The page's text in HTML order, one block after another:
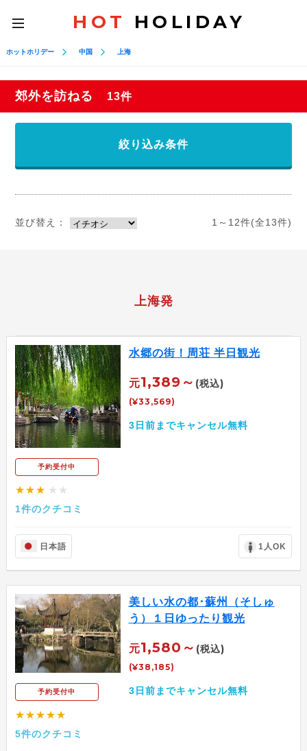
toggle
navigation
HOT HOLIDAY
ホットホリデー 中国 上海
郊外を訪ねる 13件
絞り込み条件
並び替え： 1～12件(全13件)
上海発
予約受付中
★★★ ★★
1件のクチコミ
水郷の街！周荘 半日観光
元1,389～ (税込)
(¥33,569)
3日前までキャンセル無料
日本語 1人OK
予約受付中
★★★★★
5件のクチコミ
美しい水の都･蘇州（そしゅ
う）１日ゆったり観光
元1,580～ (税込)
(¥38,185)
3日前までキャンセル無料